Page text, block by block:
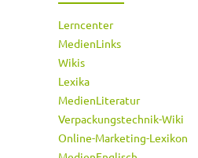
Lerncenter
MedienLinks
Wikis
Lexika
MedienLiteratur
Verpackungstechnik-Wiki
Online-Marketing-Lexikon